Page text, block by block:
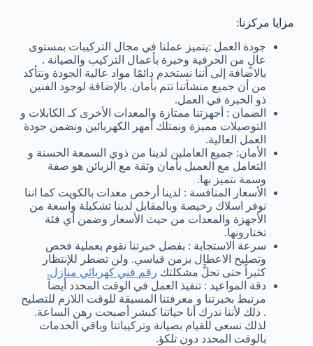
مزايا مركزنا:
جودة العمل :يتميز عملنا في مجال التركيبات بمستوى
عالٍ من الحرفية وخبرة بأعمال التركيب والصيانة .
بالاضافة إلى أننا نستخدم دائمًا مواد عالية الجودة ونتأكد
من أن جميع منشآتنا تتم بأمان. بالإضافة لوجود الفنين
ذو الخبرة في العمل.
الضمان : أجهزتنا ممتازة والمعدات الأخرى كـ الكابلات و
التوصيلات مميزة ونمتلك أمهر الكهربائين ونضمن جودة
العمل العالية.
الأمان: جميع العاملين لدينا من ذوي السمعة الحسنة و
التعامل مع العميل بأمان وثقة مع الزبائن هو صفة
وسمة نتميز بها.
الأسعار المنافسة : لدينا أرخص معدات بالكويت كما اننا
نوفر اسلاك رخيصة وبالمقابل لدينا تشكيلة واسعة من
الأجهزة والمعدات من حيث الأسعار وضمن أي فئة
تختارونها.
سرعة الاستجابة : بفضل خبرتنا نقوم بعملية فحص
وتصليح الاعطال بزمن قياسي. ولن تضطر للإنتظار
كثيراً حتى تحلَّ مشكلتك رقم فني كهربائي منازل.
دقة المواعيد : تنفيذ العمل في الوقت المحدد أيضاً
مرتبط بخبرتنا و معرفتنا المسبقة للوقت اللازم للتصليح
. ذلك لأننا ندرك أنا حياتنا كبشر أصبحت رهن الساعة.
لذلك نسعى للقيام بصيانة وتركيباتنا وباقي الخدمات
بالوقت المحدد دون تلكؤ.